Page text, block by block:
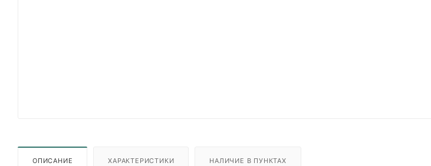
ОПИСАНИЕ ХАРАКТЕРИСТИКИ НАЛИЧИЕ В ПУНКТАХ